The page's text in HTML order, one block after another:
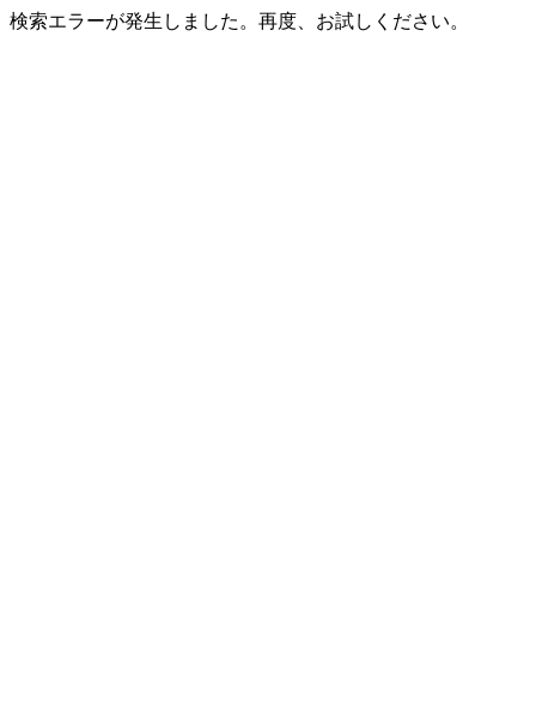
検索エラーが発生しました。再度、お試しください。